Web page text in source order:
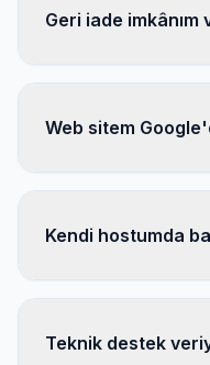
Geri iade imkânım
Web sitem
Kendi hostumda
Teknik destek